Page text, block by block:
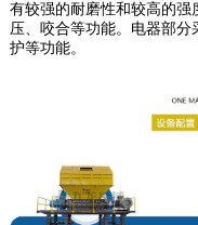
有较强的耐磨性和较高的
压、咬合等功能。电器部
护等功能。